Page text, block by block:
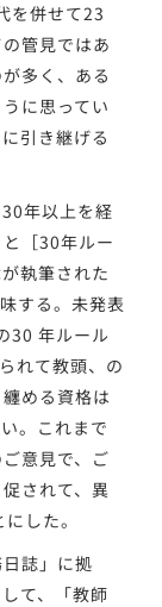
を併せて23
管見ではあ
多く、ある
に思ってい
引き継げる
年以上を経
［30年ルー
執筆された
する。未発表
30 年ルール
れて教頭、の
める資格は
。これまで
意見で、ご
されて、異
した。
誌」に拠
て、「教師